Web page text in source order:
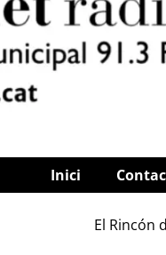
Inici
El Rincón